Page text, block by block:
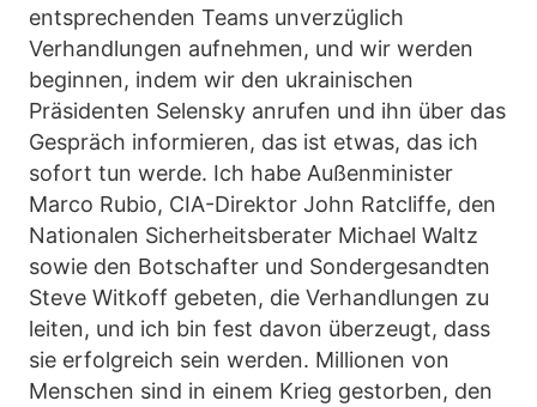
entsprechenden Teams unverzüglich
Verhandlungen aufnehmen, und wir werden
beginnen, indem wir den ukrainischen
Präsidenten Selensky anrufen und ihn über das
Gespräch informieren, das ist etwas, das ich
sofort tun werde. Ich habe Außenminister
Marco Rubio, CIA-Direktor John Ratcliffe, den
Nationalen Sicherheitsberater Michael Waltz
sowie den Botschafter und Sondergesandten
Steve Witkoff gebeten, die Verhandlungen zu
leiten, und ich bin fest davon überzeugt, dass
sie erfolgreich sein werden. Millionen von
Menschen sind in einem Krieg gestorben, den